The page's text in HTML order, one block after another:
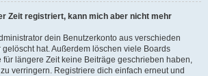
Zeit registriert, kann mich aber nicht mehr
dein Benutzerkonto aus verschieden
hat. Außerdem löschen viele Boards
für längere Zeit keine Beiträge geschrieben haben,
verringern. Registriere dich einfach erneut und